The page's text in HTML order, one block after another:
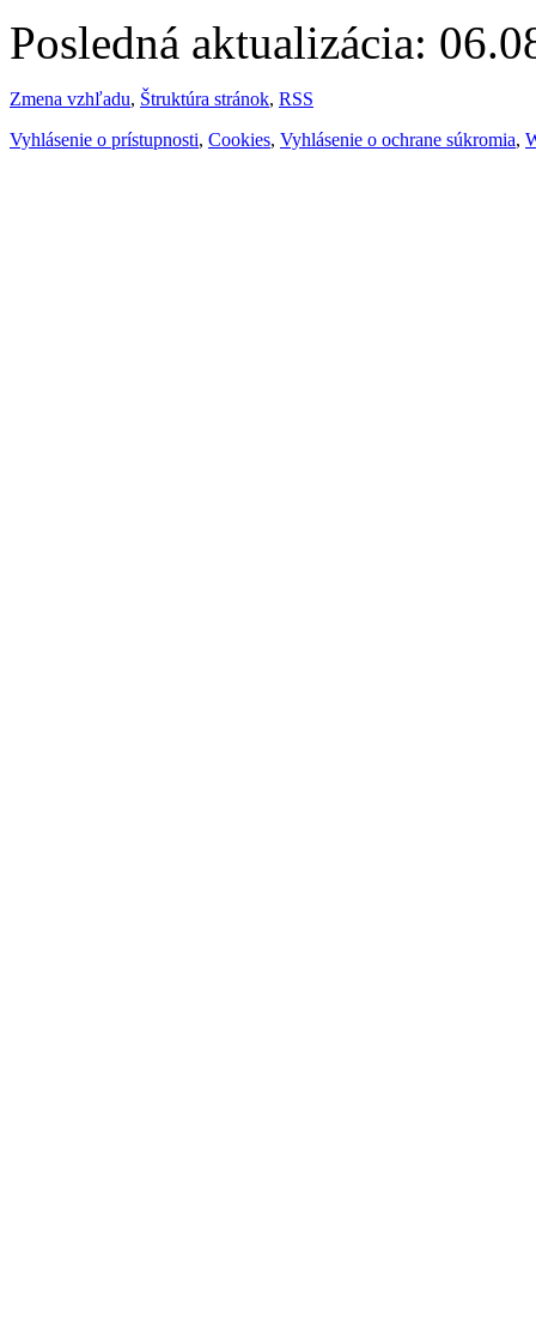
Posledná aktualizácia:
Zmena vzhľadu, Štruktúra stránok, RSS
Vyhlásenie o prístupnosti, Cookies, Vyhlásenie o ochrane súkromia,